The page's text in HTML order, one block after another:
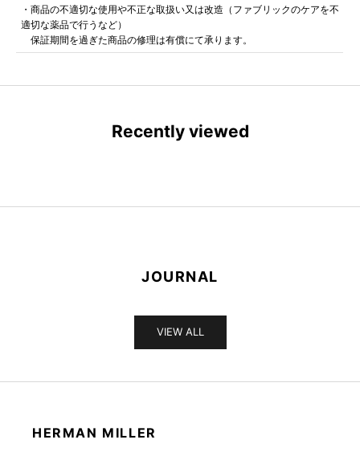
・商品の不適切な使用や不正な取扱い又は改造（ファブリックのケアを不
適切な薬品で行うなど）
保証期間を過ぎた商品の修理は有償にて承ります。
Recently viewed
JOURNAL
VIEW ALL
HERMAN MILLER